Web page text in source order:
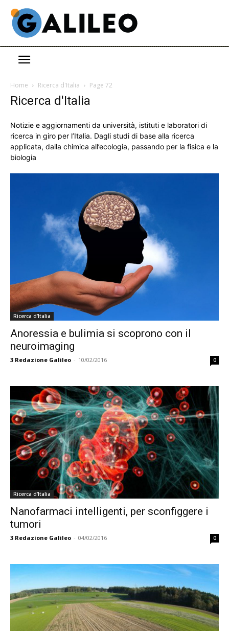
Home Ricerca d'Italia Page 72
Ricerca d'Italia
Notizie e aggiornamenti da università, istituti e laboratori di
ricerca in giro per l’Italia. Dagli studi di base alla ricerca
applicata, dalla chimica all’ecologia, passando per la fisica e la
biologia
Ricerca d'Italia
Anoressia e bulimia si scoprono con il
neuroimaging
3 Redazione Galileo - 10/02/2016 0
Ricerca d'Italia
Nanofarmaci intelligenti, per sconfiggere i
tumori
3 Redazione Galileo - 04/02/2016 0